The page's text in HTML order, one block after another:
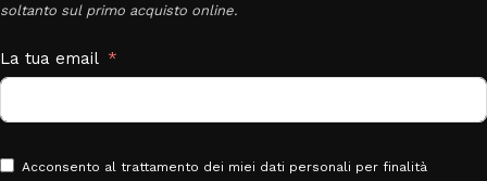
soltanto sul primo acquisto online.
La tua email
Acconsento al trattamento dei miei dati personali per finalità